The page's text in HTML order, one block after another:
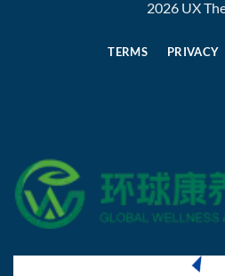
2026 UX
TERMS PRIVACY